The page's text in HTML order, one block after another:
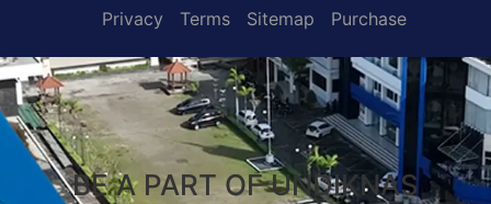
Privacy Terms Sitemap Purchase
BE A PART OF UNDIKNAS